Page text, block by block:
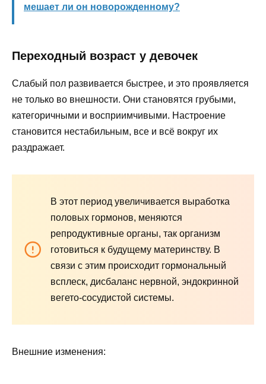
мешает ли он новорожденному?
Переходный возраст у девочек
Слабый пол развивается быстрее, и это проявляется
не только во внешности. Они становятся грубыми,
категоричными и восприимчивыми. Настроение
становится нестабильным, все и всё вокруг их
раздражает.
В этот период увеличивается выработка
половых гормонов, меняются
репродуктивные органы, так организм
готовиться к будущему материнству. В
связи с этим происходит гормональный
всплеск, дисбаланс нервной, эндокринной
вегето-сосудистой системы.
Внешние изменения: